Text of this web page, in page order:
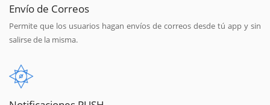
Envío de Correos
Permite que los usuarios hagan envíos de correos desde tú app y sin
salirse de la misma.